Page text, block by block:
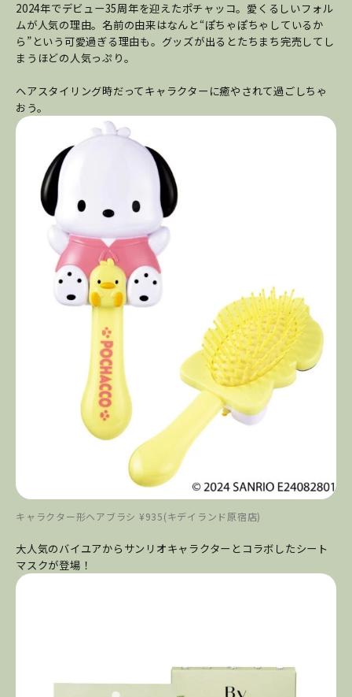
2024年でデビュー35周年を迎えたポチャッコ。愛くるしいフォル
ムが人気の理由。名前の由来はなんと“ぽちゃぽちゃしているか
ら”という可愛過ぎる理由も。グッズが出るとたちまち完売してし
まうほどの人気っぷり。
ヘアスタイリング時だってキャラクターに癒やされて過ごしちゃ
おう。
キャラクター形ヘアブラシ ¥935(キデイランド原宿店)
大人気のバイユアからサンリオキャラクターとコラボしたシート
マスクが登場！